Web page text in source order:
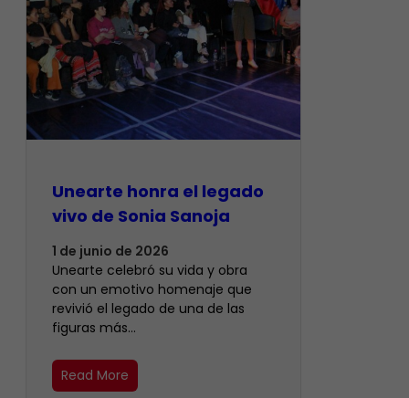
Unearte honra el legado
vivo de Sonia Sanoja
1 de junio de 2026
Unearte celebró su vida y obra
con un emotivo homenaje que
revivió el legado de una de las
figuras más…
Read More